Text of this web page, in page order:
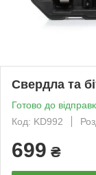
Свердла та
Готово до
Код: KD992
699 ₴